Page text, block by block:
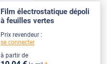
Film électrostatique dépoli
à feuilles vertes
Prix revendeur :
se connecter
à partir de